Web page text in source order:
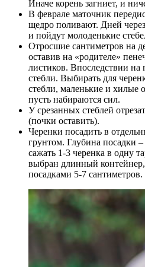
Иначе корень загниет, и
В феврале маточник
щедро поливают. Дней
и пойдут молоденькие
Отросшие сантиметров на
оставив на «родителе»
листиков. Впоследствии на
стебли. Выбирать для
стебли, маленькие и хилые
пусть набираются сил.
У срезанных стеблей
(почки оставить).
Черенки посадить в
грунтом. Глубина посадки –
сажать 1-3 черенка в одну
выбран длинный
посадками 5-7 сантиметров.